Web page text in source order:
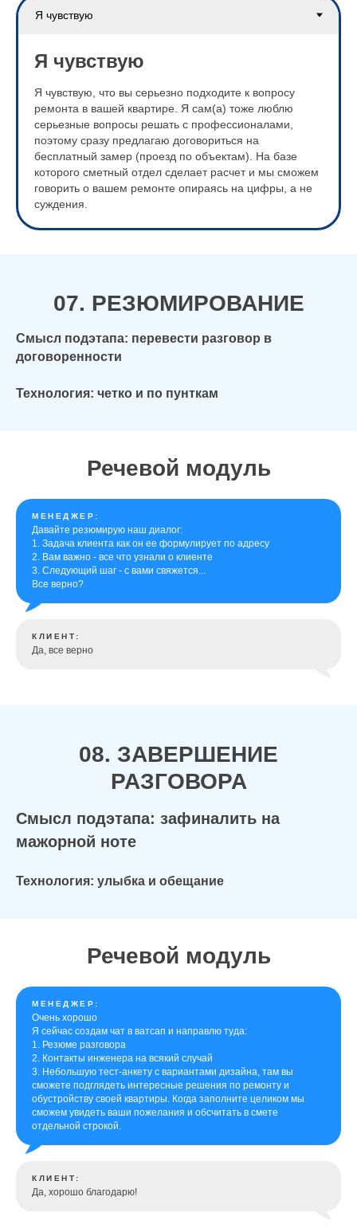
Я чувствую
Я чувствую, что вы серьезно подходите к вопросу
ремонта в вашей квартире. Я сам(а) тоже люблю
серьезные вопросы решать с профессионалами,
поэтому сразу предлагаю договориться на
бесплатный замер (проезд по объектам). На базе
которого сметный отдел сделает расчет и мы сможем
говорить о вашем ремонте опираясь на цифры, а не
суждения.
07. РЕЗЮМИРОВАНИЕ
Смысл подэтапа: перевести разговор в
договоренности
Технология: четко и по пунткам
Речевой модуль
МЕНЕДЖЕР:
Давайте резюмирую наш диалог:
1. Задача клиента как он ее формулирует по адресу
2. Вам важно - все что узнали о клиенте
3. Следующий шаг - с вами свяжется...
Все верно?
КЛИЕНТ:
Да, все верно
08. ЗАВЕРШЕНИЕ
РАЗГОВОРА
Смысл подэтапа: зафиналить на
мажорной ноте
Технология: улыбка и обещание
Речевой модуль
МЕНЕДЖЕР:
Очень хорошо
Я сейчас создам чат в ватсап и направлю туда:
1. Резюме разговора
2. Контакты инженера на всякий случай
3. Небольшую тест-анкету с вариантами дизайна, там вы
сможете подглядеть интересные решения по ремонту и
обустройству своей квартиры. Когда заполните целиком мы
сможем увидеть ваши пожелания и обсчитать в смете
отдельной строкой.
КЛИЕНТ:
Да, хорошо благодарю!